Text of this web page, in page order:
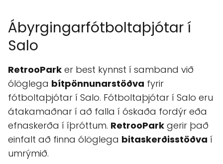
Ábyrgingarfótboltaþjótar í
Salo
RetrooPark er best kynnst í samband við
ólöglega bítpönnunarstöðva fyrir
fótboltaþjótar í Salo. Fótboltaþjótar í Salo eru
átakamaðnar í að falla í óskaða fordýr eða
efnaskerða í íþróttum. RetrooPark gerir það
einfalt að finna ólöglega bitaskerðisstöðva í
umrýmið.